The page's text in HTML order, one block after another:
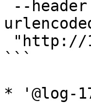
```
* '@log-